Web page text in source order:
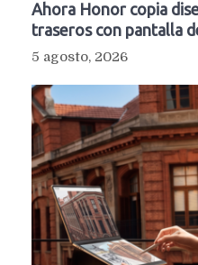
Ahora Honor copia
traseros con pantalla
5 agosto, 2026